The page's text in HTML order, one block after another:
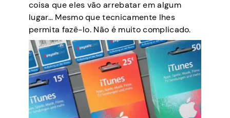
coisa que eles vão arrebatar em algum
lugar… Mesmo que tecnicamente lhes
permita fazê-lo. Não é muito complicado.